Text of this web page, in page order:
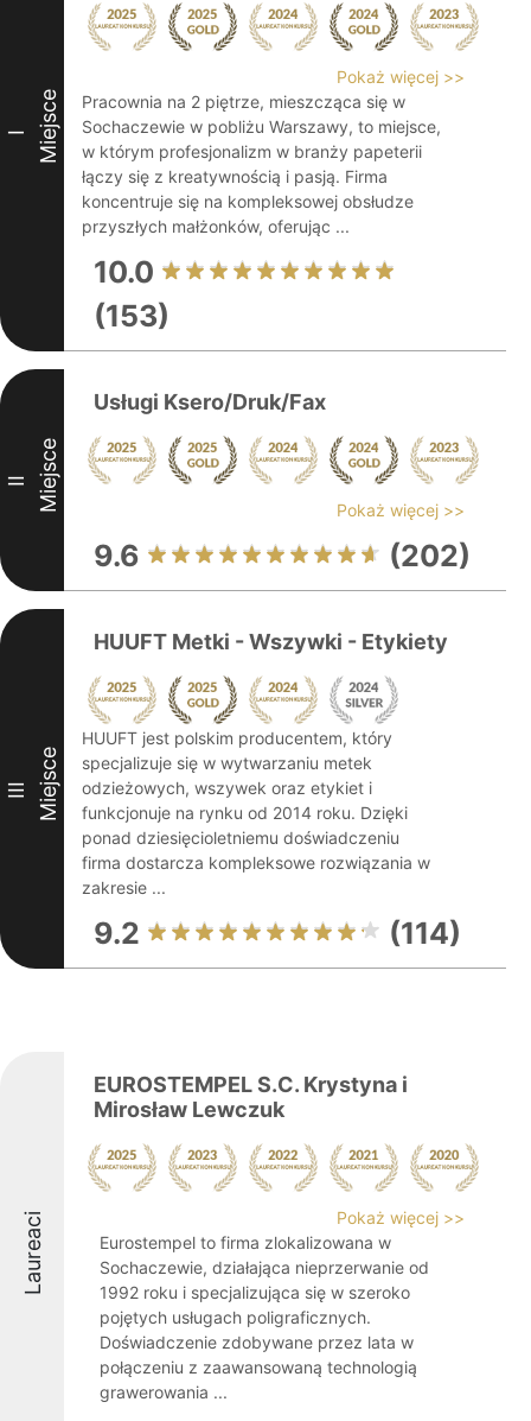
I Miejsce
Pokaż więcej >>
Pracownia na 2 piętrze, mieszcząca się w
Sochaczewie w pobliżu Warszawy, to miejsce,
w którym profesjonalizm w branży papeterii
łączy się z kreatywnością i pasją. Firma
koncentruje się na kompleksowej obsłudze
przyszłych małżonków, oferując ...
10.0
(153)
II Miejsce
Usługi Ksero/Druk/Fax
Pokaż więcej >>
9.6 (202)
III Miejsce
HUUFT Metki - Wszywki - Etykiety
HUUFT jest polskim producentem, który
specjalizuje się w wytwarzaniu metek
odzieżowych, wszywek oraz etykiet i
funkcjonuje na rynku od 2014 roku. Dzięki
ponad dziesięcioletniemu doświadczeniu
firma dostarcza kompleksowe rozwiązania w
zakresie ...
9.2 (114)
Laureaci
EUROSTEMPEL S.C. Krystyna i
Mirosław Lewczuk
Pokaż więcej >>
Eurostempel to firma zlokalizowana w
Sochaczewie, działająca nieprzerwanie od
1992 roku i specjalizująca się w szeroko
pojętych usługach poligraficznych.
Doświadczenie zdobywane przez lata w
połączeniu z zaawansowaną technologią
grawerowania ...